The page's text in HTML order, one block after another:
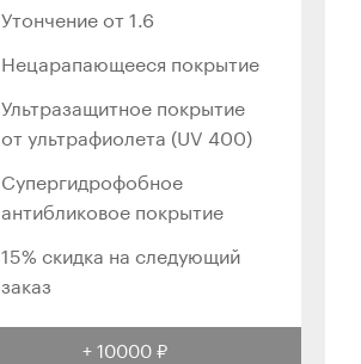
Утончение от 1.6
Нецарапающееся покрытие
Ультразащитное покрытие
от ультрафиолета (UV 400)
Супергидрофобное
антибликовое покрытие
15% скидка на следующий
заказ
+ 10000 ₽